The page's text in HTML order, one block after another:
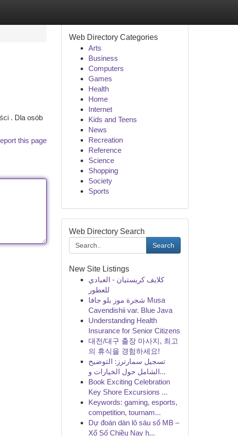
. Dla osób
this page
Web Directory Categories
Arts
Business
Computers
Games
Health
Home
Internet
Kids and Teens
News
Recreation
Reference
Science
Shopping
Society
Sports
Web Directory Search
Search
New Site Listings
كلايف كريستيان - العبادي
للعطور
شجرة موز بلو جافا Musa
Cavendishii var. Blue Java
Understanding Health
Insurance for Senior Citizens
대전/대구 출장 마사지, 최고
의 휴식을 경험하세요!
تسجيل سمارترز: التوضيح
الشامل حول الخيارات و...
Book Exciting Celebration
Key Shore Excursions ...
Keywords: gaming, esports,
competition, tournam...
Dự đoán dàn lô sáu số MB –
Xổ Số Chiều Nay h...